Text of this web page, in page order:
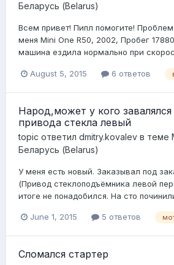
Беларусь (Belarus)
Всем привет! Пипл помогите!
меня Mini One R50, 2002, Пробег
машина ездила нормально при
August 5, 2015 6 ответов
Народ,может у кого
привода стекла левый
topic ответил dmitry.kovalev в теме
Беларусь (Belarus)
У меня есть новый. Заказывал под
(Привод стеклоподъёмника левой
итоге не понадобился. На сто
June 1, 2015 5 ответов
Сломался стартер